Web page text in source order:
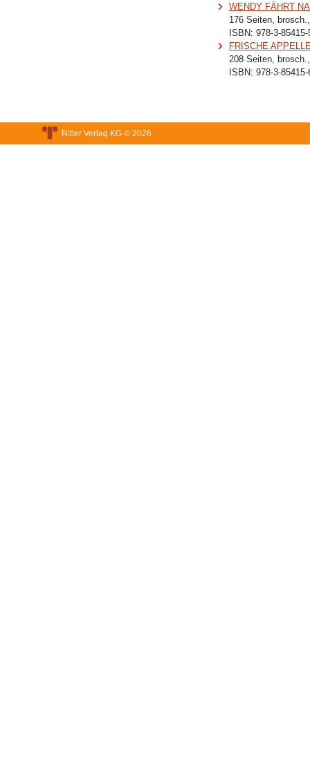
WENDY FÄHRT
176 Seiten,
ISBN: 978-3-85415-
FRISCHE
208 Seiten,
ISBN: 978-3-85415-
Ritter Verlag KG © 2026